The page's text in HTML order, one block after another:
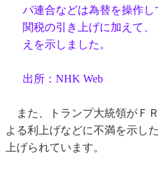
パ連合などは為替を操作し
関税の引き上げに加えて
えを示しました。
出所：NHK Web
また、トランプ大統領がＦ
よる利上げなどに不満を示し
上げられています。